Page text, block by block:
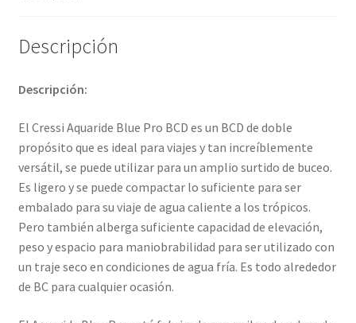
Descripción
Descripción:
El Cressi Aquaride Blue Pro BCD es un BCD de doble
propósito que es ideal para viajes y tan increíblemente
versátil, se puede utilizar para un amplio surtido de buceo.
Es ligero y se puede compactar lo suficiente para ser
embalado para su viaje de agua caliente a los trópicos.
Pero también alberga suficiente capacidad de elevación,
peso y espacio para maniobrabilidad para ser utilizado con
un traje seco en condiciones de agua fría. Es todo alrededor
de BC para cualquier ocasión.